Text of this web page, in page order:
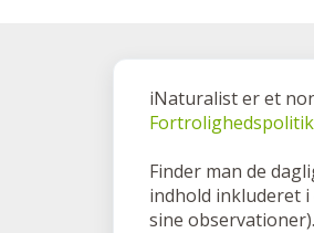
iNaturalist er et
Fortrolighedspolitik
Finder man de
indhold inkluderet i
sine observationer).